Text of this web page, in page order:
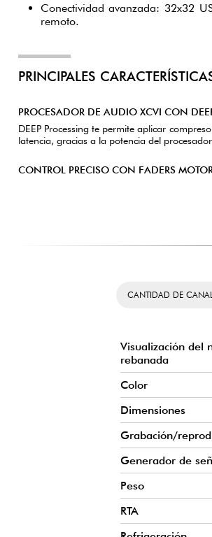
Conectividad avanzada: 32x32
remoto.
PRINCIPALES
PROCESADOR DE AUDIO XCVI CON
DEEP Processing te permite aplicar
latencia, gracias a la potencia del
CONTROL PRECISO CON FADERS
CANTIDAD DE
Visualización del
rebanada
Color
Dimensiones
Grabación/
Generador de
Peso
RTA